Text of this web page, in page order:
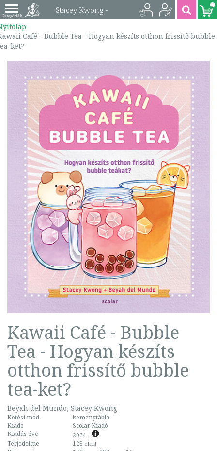
Stacey Kwong -
tea-ket? |
9789635099122
0
Café - Bubble Tea - Hogyan készíts otthon frissítő bubble
ket?
Kawaii Café - Bubble
Tea - Hogyan készíts
otthon frissítő bubble
tea-ket?
Beyah del Mundo, Stacey Kwong
Kötési mód
keménytábla
Kiadó
Scolar Kiadó
Kiadás éve
2024
Terjedelme
128 oldal